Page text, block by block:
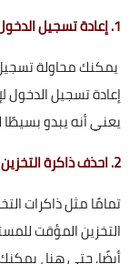
1. إعادة تسجيل الدخول إلى حسابك :
يمكنك محاولة
إعادة تسجيل الدخول
يعني أنه يبدو
2. احذف ذاكرة التخزين المؤقت للمتصفح :
تمامًا مثل ذاكرات
التخزين المؤقت
أيضًا. حتى هنا ،